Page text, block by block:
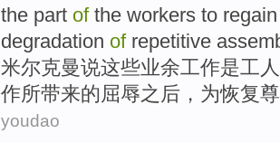
the part of the workers to regain
degradation ofrepetitive
米尔克曼说这些业余工作是工
作所带来的屈辱之后 ， 为恢复
youdao